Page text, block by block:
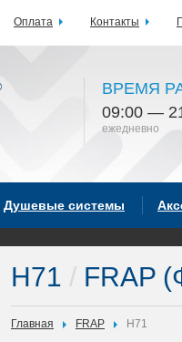
ВРЕМЯ
09:00 —
ежедневно
Душевые системы
H71 / FRAP
Главная FRAP H71
Оплата Контакты